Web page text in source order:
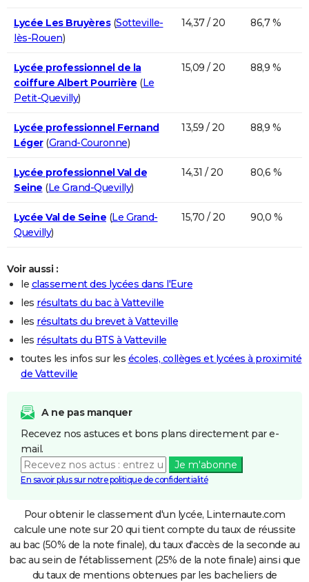
Lycée Les Bruyères(Sotteville-
lès-Rouen)
14,37 / 20 86,7 %
Lycée professionnel de la
coiffure Albert Pourrière (Le
Petit-Quevilly)
15,09 / 20 88,9 %
Lycée professionnel Fernand
Léger(Grand-Couronne)
13,59 / 20 88,9 %
Lycée professionnel Val de
Seine (Le Grand-Quevilly)
14,31 / 20 80,6 %
Lycée Val de Seine (Le Grand-
Quevilly)
15,70 / 20 90,0 %
Voir aussi :
le classement des lycées dans l'Eure
les résultats du bac à Vatteville
les résultats du brevet à Vatteville
les résultats du BTS à Vatteville
toutes les infos sur les écoles, collèges et lycées à proximité
de Vatteville
A ne pas manquer
Recevez nos astuces et bons plans directement par e-
mail.
Je m'abonne
En savoir plus sur notre politique de confidentialité
Pour obtenir le classement d'un lycée, Linternaute.com
calcule une note sur 20 qui tient compte du taux de réussite
au bac (50% de la note finale), du taux d'accès de la seconde au
bac au sein de l'établissement (25% de la note finale) ainsi que
du taux de mentions obtenues par les bacheliers de